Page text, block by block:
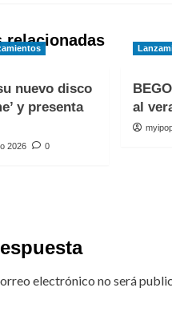
relacionadas
nuevo disco
y presenta
2026 0
al
electrónico no será